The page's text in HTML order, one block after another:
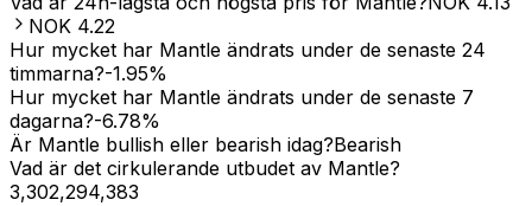
NOK 4.22
Hur mycket har Mantle ändrats under de senaste 24
timmarna?-1.95%
Hur mycket har Mantle ändrats under de senaste 7
dagarna?-6.78%
Är Mantle bullish eller bearish idag?Bearish
Vad är det cirkulerande utbudet av Mantle?
3,302,294,383